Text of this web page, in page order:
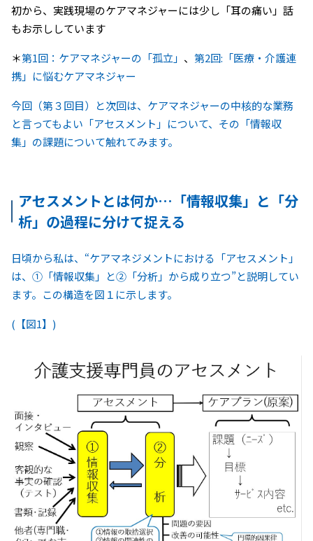
初から、実践現場のケアマネジャーには少し「耳の痛い」話
もお示ししています
＊第1回：ケアマネジャーの「孤立」 、 第2回:「医療・介護連
携」に悩むケアマネジャー
今回（第３回目）と次回は、ケアマネジャーの中核的な業務
と言ってもよい「アセスメント」について、その「情報収
集」の課題について触れてみます。
アセスメントとは何か…「情報収集」と「分
析」の過程に分けて捉える
日頃から私は、“ケアマネジメントにおける「アセスメント」
は、①「情報収集」と②「分析」から成り立つ”と説明してい
ます。この構造を図１に示します。
(【図1】)